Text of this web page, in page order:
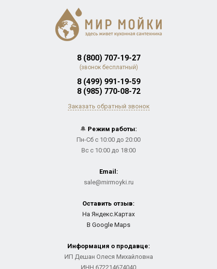
8 (800) 707-19-27
(звонок бесплатный)
8 (499) 991-19-59
8 (985) 770-08-72
Заказать обратный звонок
🔔 Режим работы:
Пн-Сб с 10:00 до 20:00
Вс с 10:00 до 18:00
Email:
sale@mirmoyki.ru
Оставить отзыв:
На Яндекс.Картах
В Google Maps
Информация о продавце:
ИП Дешан Олеся Михайловна
ИНН 672214674040